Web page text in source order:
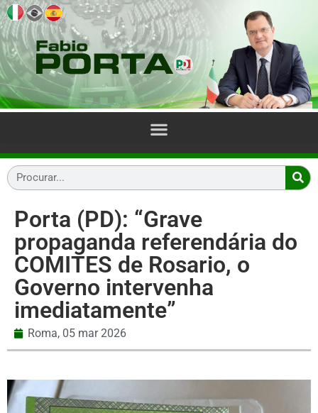
Porta (PD): “Grave
propaganda referendária do
COMITES de Rosario, o
Governo intervenha
imediatamente”
Roma, 05 mar 2026